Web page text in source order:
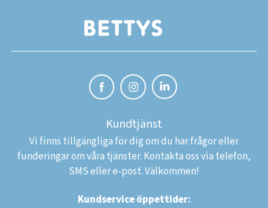
Kundtjänst
Vi finns tillgängliga för dig om du har frågor eller
funderingar om våra tjänster. Kontakta oss via telefon,
SMS eller e-post. Välkommen!
Kundservice öppettider: